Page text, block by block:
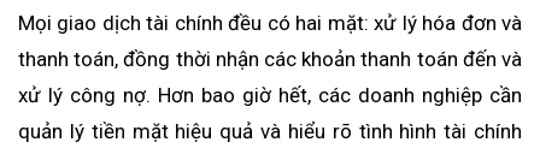
Mọi giao dịch tài chính đều có hai mặt: xử lý hóa đơn và
thanh toán, đồng thời nhận các khoản thanh toán đến và
xử lý công nợ. Hơn bao giờ hết, các doanh nghiệp cần
quản lý tiền mặt hiệu quả và hiểu rõ tình hình tài chính